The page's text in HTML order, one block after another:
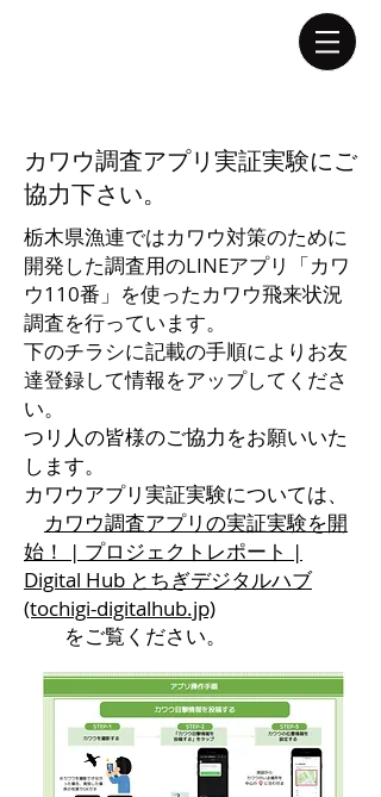
カワウ調査アプリ実証実験にご
協力下さい。
栃木県漁連ではカワウ対策のために
開発した調査用のLINEアプリ「カワ
ウ110番」を使ったカワウ飛来状況
調査を行っています。
​下のチラシに記載の手順によりお友
達登録して情報をアップしてくださ
い。
​つリ人の皆様のご協力をお願いいた
します。
カワウアプリ実証実験については、
カワウ調査アプリの実証実験を開
始！ | プロジェクトレポート |
Digital Hub とちぎデジタルハブ
(tochigi-digitalhub.jp)
​ をご覧ください。